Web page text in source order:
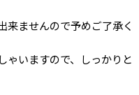
来ませんので予めご了承く
ゃいますので、しっかりと